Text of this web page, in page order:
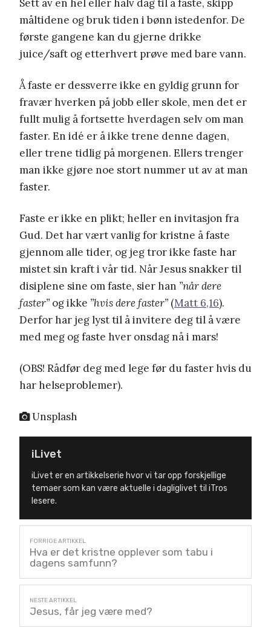
Sett av en hel eller halv dag til å faste, skipp
måltidene og bruk tiden i bønn istedenfor. De
første gangene kan du gjerne drikke
juice/saft og etterhvert prøve med bare vann.
Å faste er dessverre ikke en gyldig grunn for
fravær hverken på jobb eller skole, men det er
fullt mulig å fortsette hverdagen selv om man
faster. En idé er å ikke trene denne dagen,
eller trene tidlig på morgenen. Ellers trenger
man ikke gjøre noe stort nummer ut av at man
faster.
Faste er ikke en plikt; heller en invitasjon fra
Gud. Det har vært vanlig for kristne å faste
gjennom alle tider, og jeg tror ikke faste har
mistet sin kraft i vår tid. Når Jesus snakker til
disiplene sine om faste, sier han ”når dere
faster” og ikke ”hvis dere faster” (Matt 6,16).
Derfor har jeg lyst til å invitere deg til å være
med meg og faste hver onsdag nå i mars!
(OBS! Rådfør deg med lege før du faster hvis du
har helseproblemer).
Unsplash
iLivet
iLivet er en artikkelserie hvor vi tar opp forskjellige
temaer som kan være aktuelle i dagliglivet til iTros
lesere.
Hva er det kristne opplever som tabu i
dagens samfunn?
Jesus, får jeg være med?